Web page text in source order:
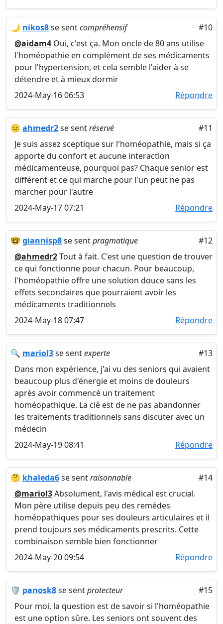
🌙 nikos8se sentcompréhensif
#10
@aidam4 Oui, c'est ça. Mon oncle de 80 ans utilise
l'homéopathie en complément de ses médicaments
pour l'hypertension, et cela semble l'aider à se
détendre et à mieux dormir
2024-May-16 06:53
Répondre
😐 ahmedr2se sentréservé
#11
Je suis assez sceptique sur l'homéopathie, mais si ça
apporte du confort et aucune interaction
médicamenteuse, pourquoi pas? Chaque senior est
différent et ce qui marche pour l'un peut ne pas
marcher pour l'autre
2024-May-17 07:21
Répondre
🤓giannisp8se sentpragmatique
#12
@ahmedr2Tout à fait. C'est une question de trouver
ce qui fonctionne pour chacun. Pour beaucoup,
l'homéopathie offre une solution douce sans les
effets secondaires que pourraient avoir les
médicaments traditionnels
2024-May-18 07:47
Répondre
🔍 mariol3se sentexperte
#13
Dans mon expérience, j'ai vu des seniors qui avaient
beaucoup plus d'énergie et moins de douleurs
après avoir commencé un traitement
homéopathique. La clé est de ne pas abandonner
les traitements traditionnels sans discuter avec un
médecin
2024-May-19 08:41
Répondre
🤔 khaleda6se sentraisonnable
#14
@mariol3Absolument, l'avis médical est crucial.
Mon père utilise depuis peu des remèdes
homéopathiques pour ses douleurs articulaires et il
prend toujours ses médicaments prescrits. Cette
combinaison semble bien fonctionner
2024-May-20 09:54
Répondre
🛡️ panosk8se sentprotecteur
#15
Pour moi, la question est de savoir si l'homéopathie
est une option sûre. Les seniors ont souvent des